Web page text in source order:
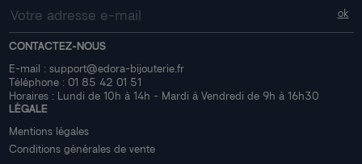
CONTACTEZ-NOUS
E-mail : support@edora-bijouterie.fr
Téléphone : 01 85 42 01 51
Horaires : Lundi de 10h à 14h - Mardi à Vendredi de 9h à 16h30
LÉGALE
Mentions légales
Conditions générales de vente